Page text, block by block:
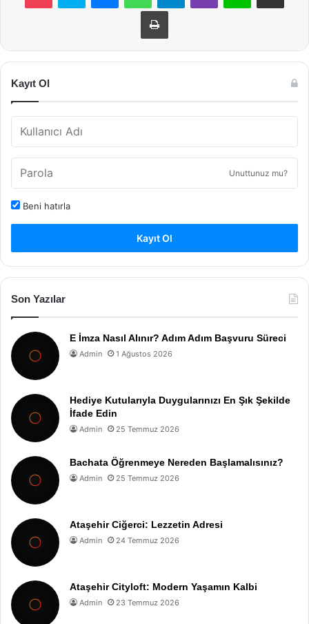
Yazdır
Kayıt Ol
Unuttunuz mu?
Beni hatırla
Kayıt Ol
Son Yazılar
E İmza Nasıl Alınır? Adım Adım Başvuru Süreci
Admin 1 Ağustos 2026
Hediye Kutularıyla Duygularınızı En Şık Şekilde
İfade Edin
Admin 25 Temmuz 2026
Bachata Öğrenmeye Nereden Başlamalısınız?
Admin 25 Temmuz 2026
Ataşehir Ciğerci: Lezzetin Adresi
Admin 24 Temmuz 2026
Ataşehir Cityloft: Modern Yaşamın Kalbi
Admin 23 Temmuz 2026